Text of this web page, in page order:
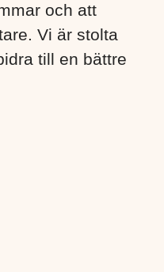
och att
Vi är stolta
till en bättre